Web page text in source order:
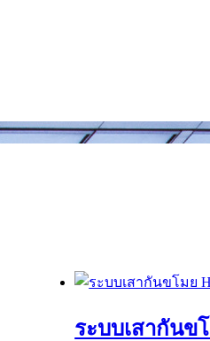
ระบบเสากันข